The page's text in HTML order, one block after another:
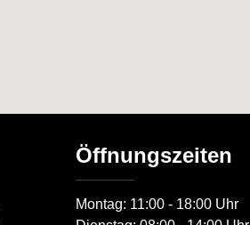
Öffnungszeiten
Montag: 11:00 - 18:00 Uhr